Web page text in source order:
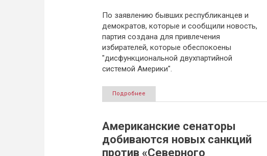
По заявлению бывших республиканцев и
демократов, которые и сообщили новость,
партия создана для привлечения
избирателей, которые обеспокоены
"дисфункциональной двухпартийной
системой Америки".
Подробнее
Американские сенаторы
добиваются новых санкций
против «Северного